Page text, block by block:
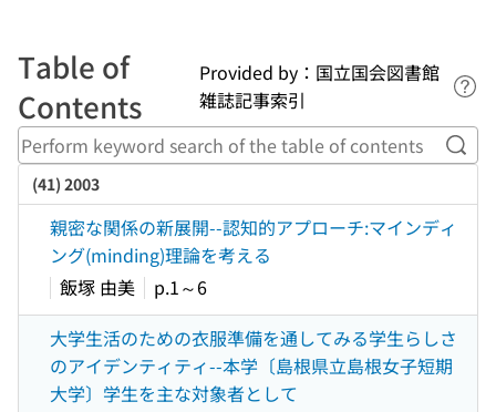
Table of
Contents
Provided by：国立国会図書館
雑誌記事索引
(41) 2003
親密な関係の新展開--認知的アプローチ:マインディ
ング(minding)理論を考える
飯塚 由美
p.1～6
大学生活のための衣服準備を通してみる学生らしさ
のアイデンティティ--本学〔島根県立島根女子短期
大学〕学生を主な対象者として